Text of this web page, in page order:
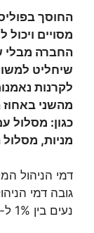
החוסך
מסויים
החברה מבלי
שיחליט
לקרנות
מהשני באחוז
כגון: מסלול
מניות,
גובה דמי
נעים בין 1% ל- 1.5%.